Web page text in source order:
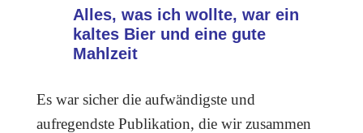
Alles, was ich wollte, war ein
kaltes Bier und eine gute
Mahlzeit
Es war sicher die aufwändigste und
aufregendste Publikation, die wir zusammen